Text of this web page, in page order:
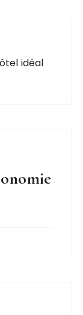
idéal